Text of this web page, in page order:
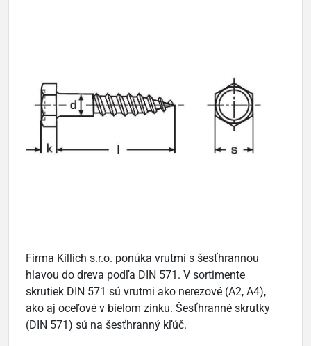
Firma Killich s.r.o. ponúka vrutmi s šesťhrannou
hlavou do dreva podľa DIN 571. V sortimente
skrutiek DIN 571 sú vrutmi ako nerezové (A2, A4),
ako aj oceľové v bielom zinku. Šesťhranné skrutky
(DIN 571) sú na šesťhranný kľúč.